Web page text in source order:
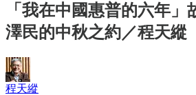
「我在中國惠普的六年
澤民的中秋之約／程天縱
程天縱